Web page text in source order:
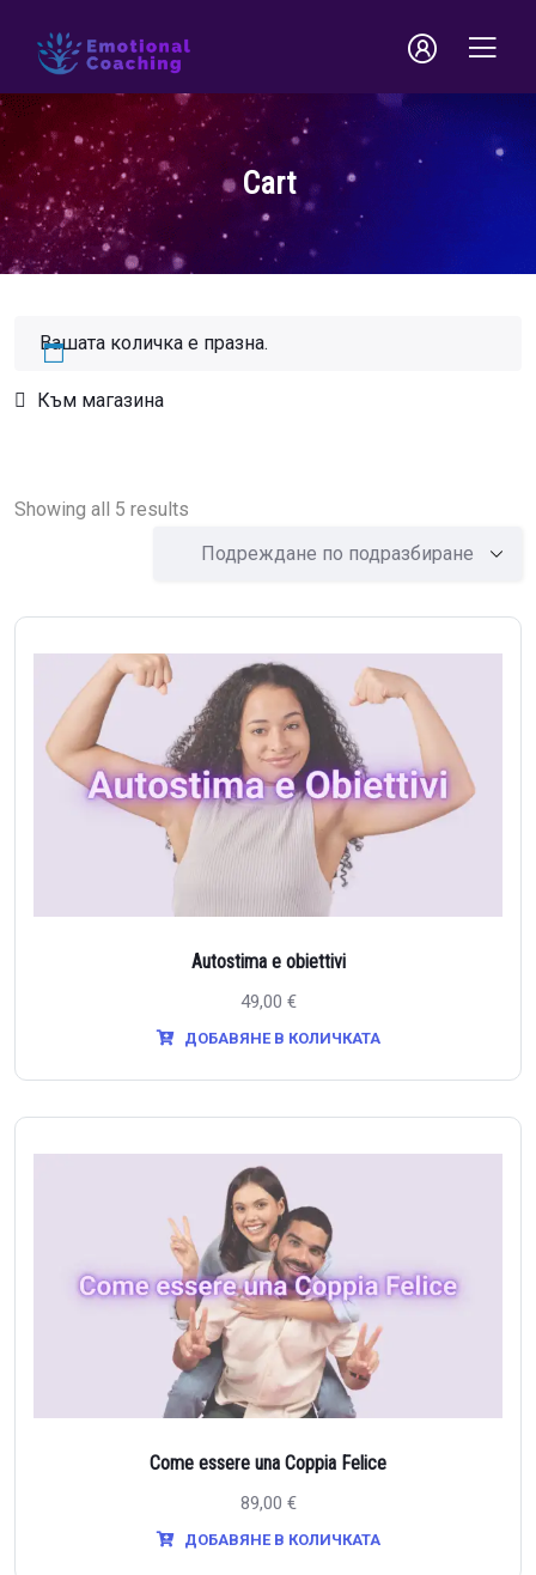
Cart
Вашата количка е празна.
Към магазина
Showing all 5 results
Autostima e obiettivi
49,00 €
ДОБАВЯНЕ В КОЛИЧКАТА
Come essere una Coppia Felice
89,00 €
ДОБАВЯНЕ В КОЛИЧКАТА